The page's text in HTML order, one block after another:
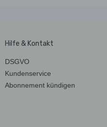
Hilfe & Kontakt
DSGVO
Kundenservice
Abonnement kündigen